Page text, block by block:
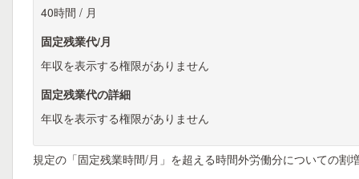
40時間 / 月
固定残業代/月
年収を表示する権限がありません
固定残業代の詳細
年収を表示する権限がありません
規定の「固定残業時間/月」を超える時間外労働分についての割